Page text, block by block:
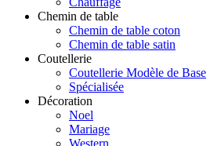
Chemin de table
Chemin de table coton
Chemin de table satin
Coutellerie
Coutellerie Modèle de Base
Spécialisée
Décoration
Noel
Mariage
Western